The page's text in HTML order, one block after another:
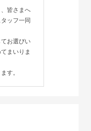
皆さまへ
ッフ一同
お選びい
まいりま
す。